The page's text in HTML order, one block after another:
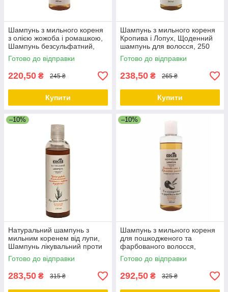
Шампунь з мильного кореня
з олією жожоба і ромашкою,
Шампунь безсульфатний,
250 мл ТМ Cocos
Готово до відправки
220,50 ₴ 245 ₴
Купити
Шампунь з мильного кореня
Кропива і Лопух, Щоденний
шампунь для волосся, 250
мл ТМ Cocos
Готово до відправки
238,50 ₴ 265 ₴
Купити
–10%
Натуральний шампунь з
мильним коренем від лупи,
Шампунь лікувальний проти
лупи, 250 мл ТМ Cocos
Готово до відправки
283,50 ₴ 315 ₴
–10%
Шампунь з мильного кореня
для пошкодженого та
фарбованого волосся,
Натуральні шампуні для
пошкодженого, 250 мл ТМ
Готово до відправки
292,50 ₴ 325 ₴